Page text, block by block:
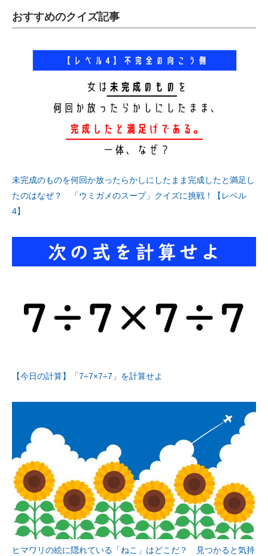
おすすめのクイズ記事
未完成のものを何回か放ったらかしにしたまま完成したと満足し
たのはなぜ？ 「ウミガメのスープ」クイズに挑戦！【レベル
4】
【今日の計算】「7÷7×7÷7」を計算せよ
ヒマワリの絵に隠れている「ねこ」はどこだ？ 見つかると気持